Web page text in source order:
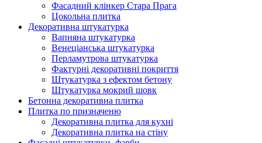
Фасадний клінкер Стара Прага
Цокольна плитка
Декоративна штукатурка
Вапняна штукатурка
Венеціанська штукатурка
Перламутрова штукатурка
Фактурні декоративні покриття
Штукатурка з ефектом бетону
Штукатурка мокрий шовк
Бетонна декоративна плитка
Плитка по призначеню
Декоративна плитка для кухні
Декоративна плитка на стіну